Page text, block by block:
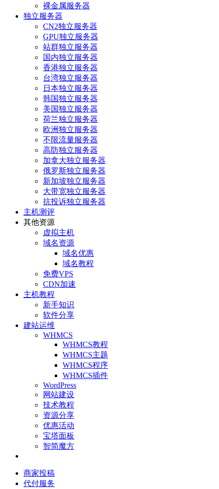
裸金属服务器
独立服务器
CN2独立服务器
GPU独立服务器
站群独立服务器
国内独立服务器
香港独立服务器
台湾独立服务器
日本独立服务器
韩国独立服务器
美国独立服务器
荷兰独立服务器
欧洲独立服务器
不限流量服务器
高防独立服务器
加拿大独立服务器
俄罗斯独立服务器
新加坡独立服务器
大带宽独立服务器
抗投诉独立服务器
主机测评
其他资源
虚拟主机
域名资源
域名优惠
域名教程
免费VPS
CDN加速
主机教程
新手知识
软件分享
建站运维
WHMCS
WHMCS教程
WHMCS主题
WHMCS程序
WHMCS插件
WordPress
网站建设
技术教程
资源分享
优惠活动
宝塔面板
智简魔方
商家投稿
代付服务